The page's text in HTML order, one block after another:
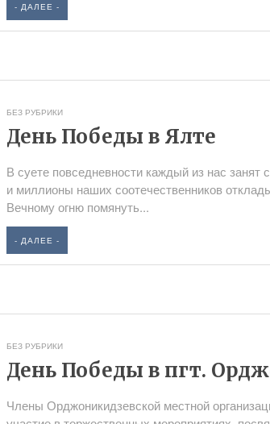
- ДАЛЕЕ -
БЕЗ РУБРИКИ
День Победы в Ялте
В суете повседневности каждый из нас занят
и миллионы наших соотечественников
Вечному огню помянуть...
- ДАЛЕЕ -
БЕЗ РУБРИКИ
День Победы в пгт.
Члены Орджоникидзевской местной